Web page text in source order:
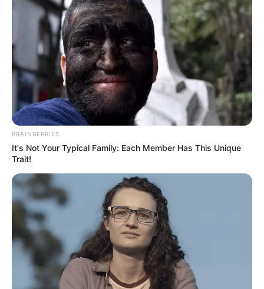
BRAINBERRIES
It's Not Your Typical Family: Each Member Has This Unique
Trait!